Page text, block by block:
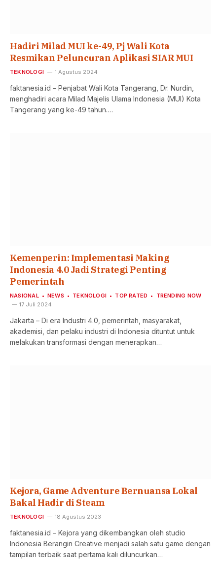
Hadiri Milad MUI ke-49, Pj Wali Kota
Resmikan Peluncuran Aplikasi SIAR MUI
TEKNOLOGI 1 Agustus 2024
faktanesia.id – Penjabat Wali Kota Tangerang, Dr. Nurdin,
menghadiri acara Milad Majelis Ulama Indonesia (MUI) Kota
Tangerang yang ke-49 tahun.…
Kemenperin: Implementasi Making
Indonesia 4.0 Jadi Strategi Penting
Pemerintah
NASIONAL NEWS TEKNOLOGI TOP RATED
TRENDING NOW
17 Juli 2024
Jakarta – Di era Industri 4.0, pemerintah, masyarakat,
akademisi, dan pelaku industri di Indonesia dituntut untuk
melakukan transformasi dengan menerapkan…
Kejora, Game Adventure Bernuansa Lokal
Bakal Hadir di Steam
TEKNOLOGI 18 Agustus 2023
faktanesia.id – Kejora yang dikembangkan oleh studio
Indonesia Berangin Creative menjadi salah satu game dengan
tampilan terbaik saat pertama kali diluncurkan…